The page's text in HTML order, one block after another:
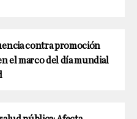
contra promoción
el marco del día mundial